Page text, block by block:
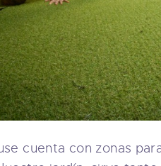
cuenta con zonas